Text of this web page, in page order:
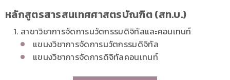
หลักสูตรสารสนเทศศาสตรบัณฑิต (สท.บ.)
สาขาวิชาการจัดการนวัตกรรมดิจิทัลและคอนเทนท์
แขนงวิชาการจัดการนวัตกรรมดิจิทัล
แขนงวิชาการจัดการดิจิทัลคอนเทนท์